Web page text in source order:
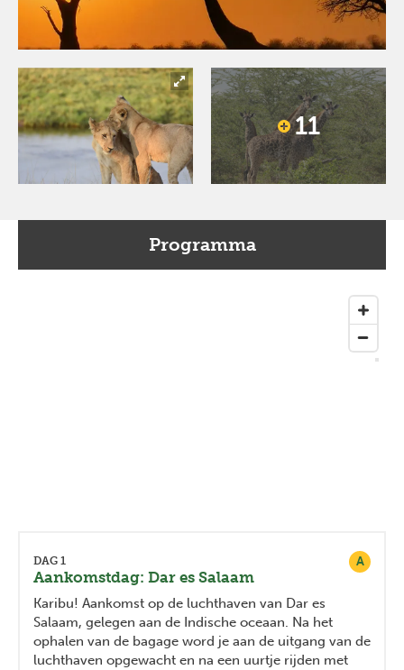
11
Programma
A
DAG 1
Aankomstdag: Dar es Salaam
Karibu! Aankomst op de luchthaven van Dar es
Salaam, gelegen aan de Indische oceaan. Na het
ophalen van de bagage word je aan de uitgang van de
luchthaven opgewacht en na een uurtje rijden met